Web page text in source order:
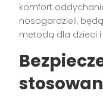
komfort
nosogardzieli,
metodą dla dzieci